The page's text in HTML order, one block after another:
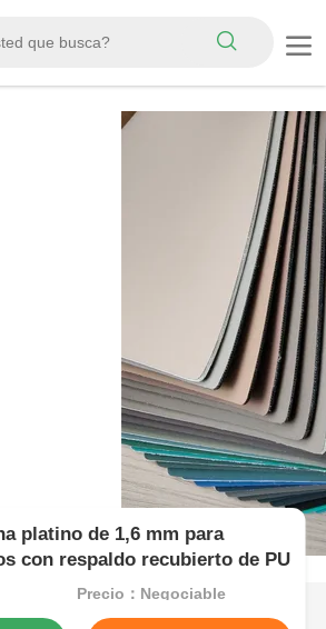
platino de 1,6 mm para
con respaldo recubierto de PU
Precio：Negociable